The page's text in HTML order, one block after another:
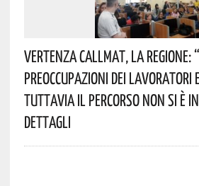
Vertenza CallMat, La Regione:
Preoccupazioni Dei Lavoratori
Tuttavia Il Percorso Non Si È
Dettagli